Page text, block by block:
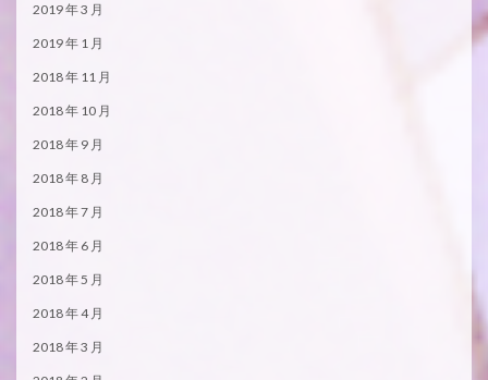
2019 年 3 月
2019 年 1 月
2018 年 11 月
2018 年 10 月
2018 年 9 月
2018 年 8 月
2018 年 7 月
2018 年 6 月
2018 年 5 月
2018 年 4 月
2018 年 3 月